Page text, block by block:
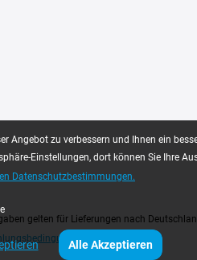
gelten für Lieferungen nach
Angebot zu verbessern und Ihnen ein
Einstellungen, dort können Sie Ihre
Datenschutzbestimmungen.
Alle Akzeptieren